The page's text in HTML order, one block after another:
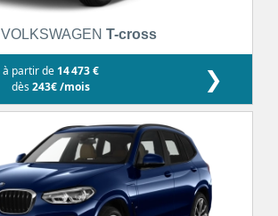
VOLKSWAGEN T-cross
à partir de 14 473 €
dès243€ /mois ❯